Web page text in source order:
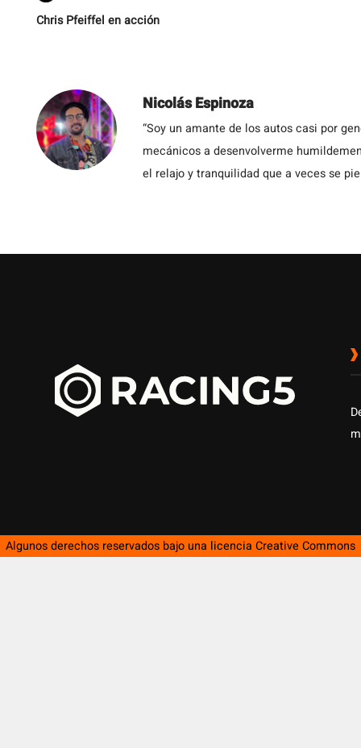
Chris Pfeiffel en acción
Nicolás Espinoza
“Soy un amante de los autos casi por
mecánicos a desenvolverme
el relajo y tranquilidad que a veces se
Algunos derechos reservados bajo una licencia Creative Commons